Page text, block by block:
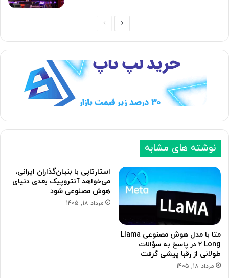
ح
ه
ی
ح
ه
ی
نوشته های مشابه
متا با مدل هوش مصنوعی Llama
2 Long در پاسخ به سؤالات
طولانی از رقبا پیشی گرفت
مرداد 18, 1405
استارتاپی با بنیان‌گذاران ایرانی،
می‌خواهد آنتروپیک بعدی دنیای
هوش مصنوعی شود
مرداد 18, 1405